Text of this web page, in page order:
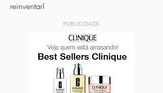
reinventar!
PUBLICIDADE